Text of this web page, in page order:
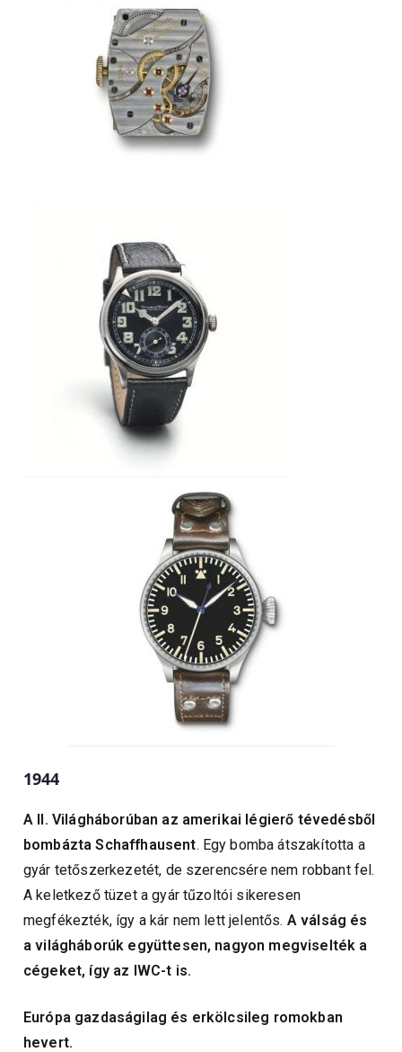
1944
A II. Világháborúban az amerikai légierő tévedésből
bombázta Schaffhausent. Egy bomba átszakította a
gyár tetőszerkezetét, de szerencsére nem robbant fel.
A keletkező tüzet a gyár tűzoltói sikeresen
megfékezték, így a kár nem lett jelentős. A válság és
a világháborúk együttesen, nagyon megviselték a
cégeket, így az IWC-t is.
Európa gazdaságilag és erkölcsileg romokban
hevert.